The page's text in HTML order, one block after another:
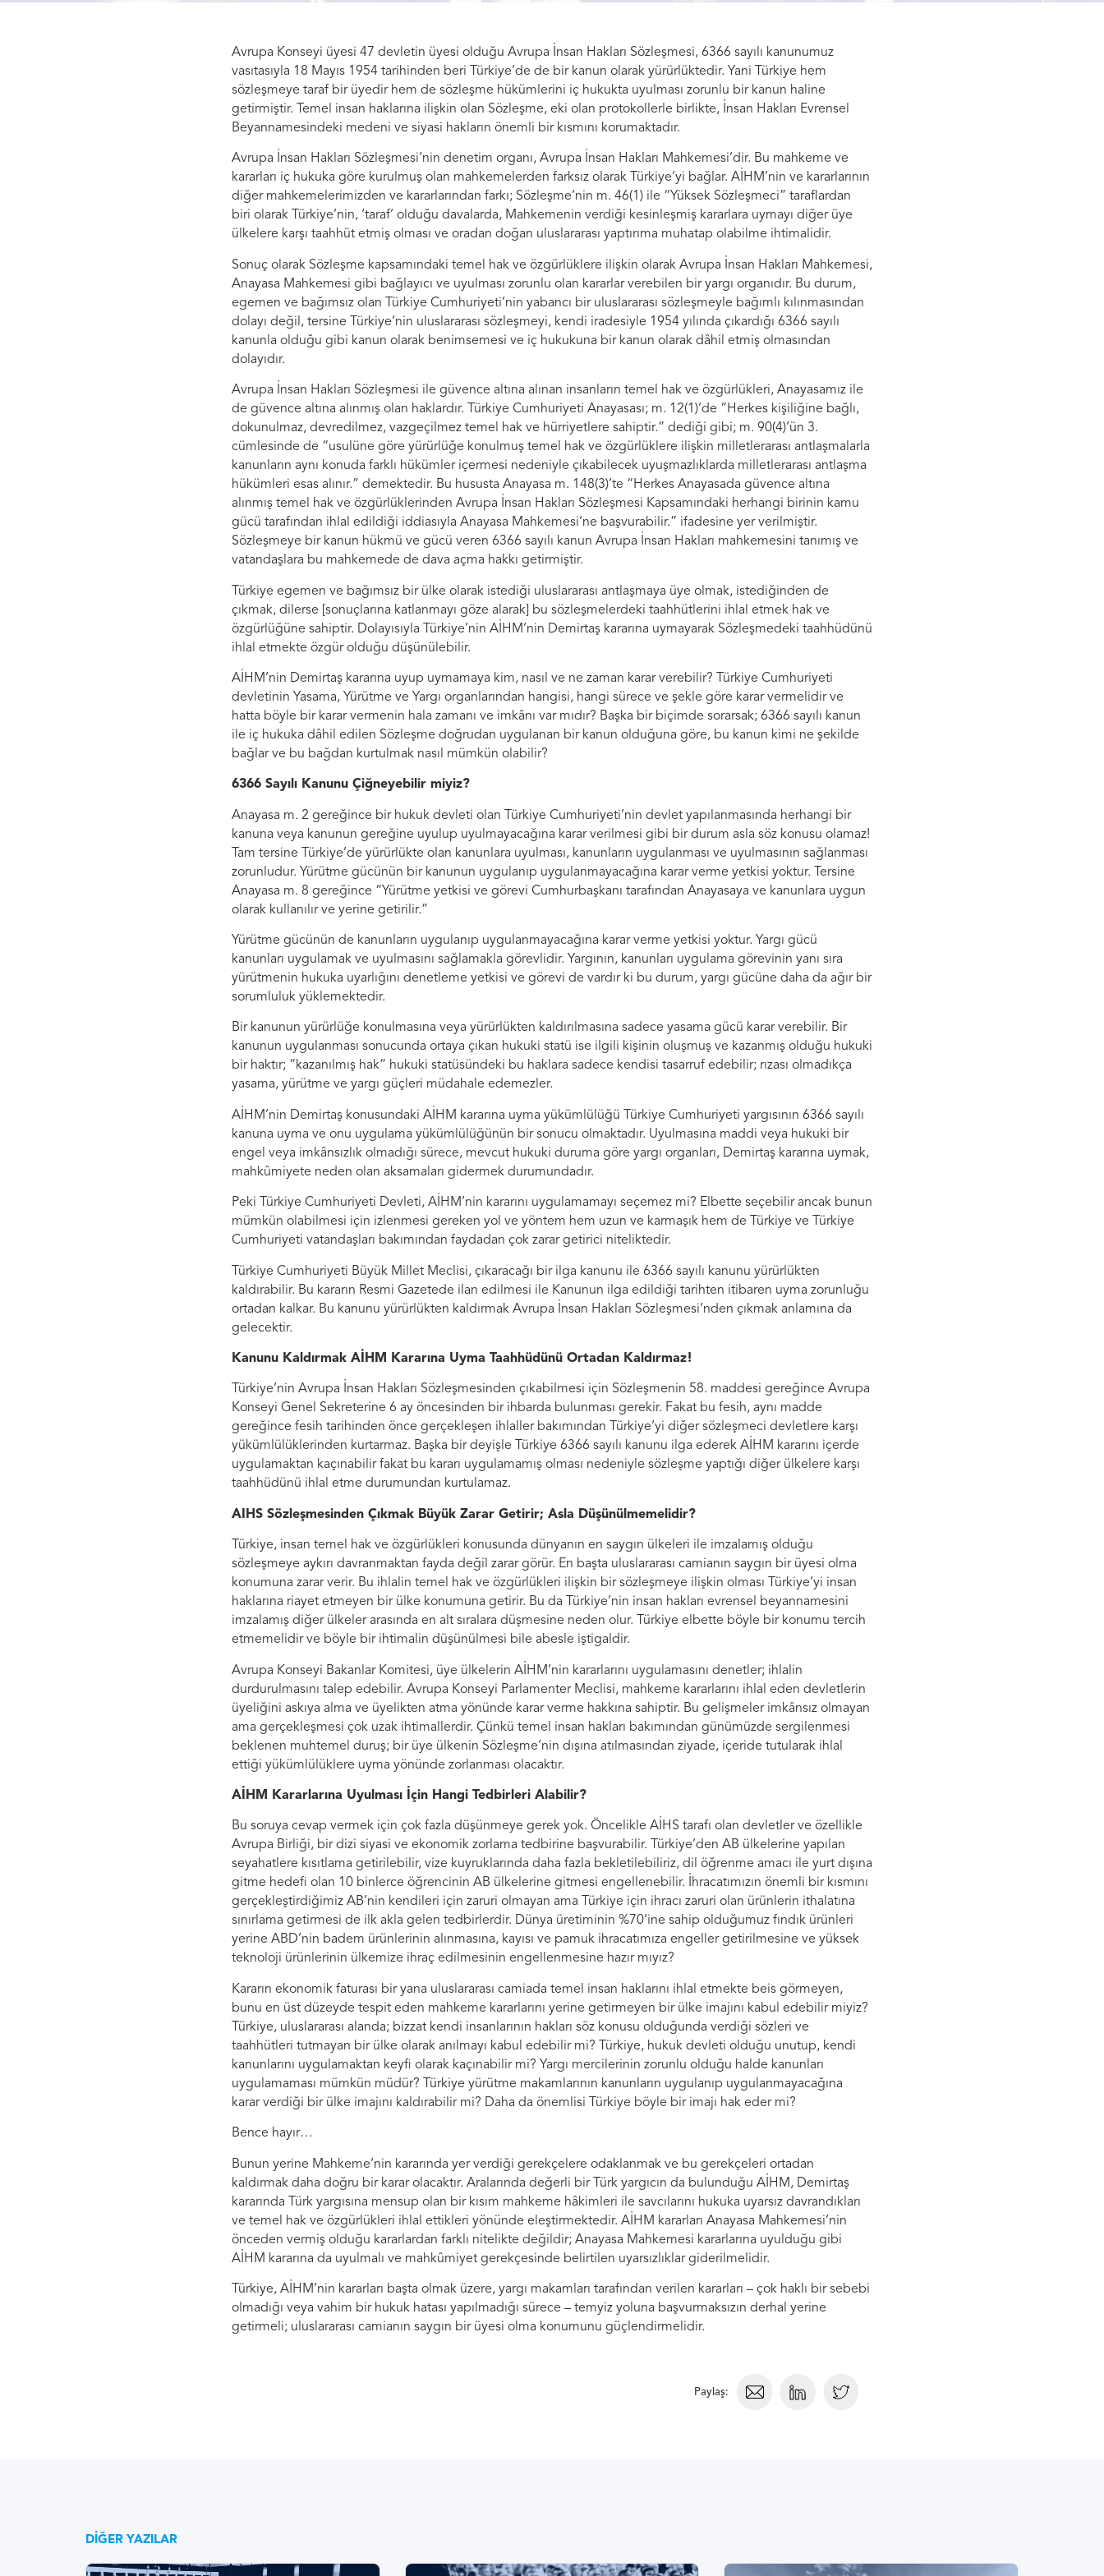
Avrupa Konseyi üyesi 47 devletin üyesi olduğu Avrupa İnsan Hakları Sözleşmesi, 6366 sayılı kanunumuz
vasıtasıyla 18 Mayıs 1954 tarihinden beri Türkiye’de de bir kanun olarak yürürlüktedir. Yani Türkiye hem
sözleşmeye taraf bir üyedir hem de sözleşme hükümlerini iç hukukta uyulması zorunlu bir kanun haline
getirmiştir. Temel insan haklarına ilişkin olan Sözleşme, eki olan protokollerle birlikte, İnsan Hakları Evrensel
Beyannamesindeki medeni ve siyasi hakların önemli bir kısmını korumaktadır.
Avrupa İnsan Hakları Sözleşmesi’nin denetim organı, Avrupa İnsan Hakları Mahkemesi’dir. Bu mahkeme ve
kararları iç hukuka göre kurulmuş olan mahkemelerden farksız olarak Türkiye’yi bağlar. AİHM’nin ve kararlarının
diğer mahkemelerimizden ve kararlarından farkı; Sözleşme’nin m. 46(1) ile “Yüksek Sözleşmeci” taraflardan
biri olarak Türkiye’nin, ‘taraf’ olduğu davalarda, Mahkemenin verdiği kesinleşmiş kararlara uymayı diğer üye
ülkelere karşı taahhüt etmiş olması ve oradan doğan uluslararası yaptırıma muhatap olabilme ihtimalidir.
Sonuç olarak Sözleşme kapsamındaki temel hak ve özgürlüklere ilişkin olarak Avrupa İnsan Hakları Mahkemesi,
Anayasa Mahkemesi gibi bağlayıcı ve uyulması zorunlu olan kararlar verebilen bir yargı organıdır. Bu durum,
egemen ve bağımsız olan Türkiye Cumhuriyeti’nin yabancı bir uluslararası sözleşmeyle bağımlı kılınmasından
dolayı değil, tersine Türkiye’nin uluslararası sözleşmeyi, kendi iradesiyle 1954 yılında çıkardığı 6366 sayılı
kanunla olduğu gibi kanun olarak benimsemesi ve iç hukukuna bir kanun olarak dâhil etmiş olmasından
dolayıdır.
Avrupa İnsan Hakları Sözleşmesi ile güvence altına alınan insanların temel hak ve özgürlükleri, Anayasamız ile
de güvence altına alınmış olan haklardır. Türkiye Cumhuriyeti Anayasası; m. 12(1)’de “Herkes kişiliğine bağlı,
dokunulmaz, devredilmez, vazgeçilmez temel hak ve hürriyetlere sahiptir.” dediği gibi; m. 90(4)’ün 3.
cümlesinde de “usulüne göre yürürlüğe konulmuş temel hak ve özgürlüklere ilişkin milletlerarası antlaşmalarla
kanunların aynı konuda farklı hükümler içermesi nedeniyle çıkabilecek uyuşmazlıklarda milletlerarası antlaşma
hükümleri esas alınır.” demektedir. Bu hususta Anayasa m. 148(3)’te “Herkes Anayasada güvence altına
alınmış temel hak ve özgürlüklerinden Avrupa İnsan Hakları Sözleşmesi Kapsamındaki herhangi birinin kamu
gücü tarafından ihlal edildiği iddiasıyla Anayasa Mahkemesi’ne başvurabilir.” ifadesine yer verilmiştir.
Sözleşmeye bir kanun hükmü ve gücü veren 6366 sayılı kanun Avrupa İnsan Hakları mahkemesini tanımış ve
vatandaşlara bu mahkemede de dava açma hakkı getirmiştir.
Türkiye egemen ve bağımsız bir ülke olarak istediği uluslararası antlaşmaya üye olmak, istediğinden de
çıkmak, dilerse [sonuçlarına katlanmayı göze alarak] bu sözleşmelerdeki taahhütlerini ihlal etmek hak ve
özgürlüğüne sahiptir. Dolayısıyla Türkiye’nin AİHM’nin Demirtaş kararına uymayarak Sözleşmedeki taahhüdünü
ihlal etmekte özgür olduğu düşünülebilir.
AİHM’nin Demirtaş kararına uyup uymamaya kim, nasıl ve ne zaman karar verebilir? Türkiye Cumhuriyeti
devletinin Yasama, Yürütme ve Yargı organlarından hangisi, hangi sürece ve şekle göre karar vermelidir ve
hatta böyle bir karar vermenin hala zamanı ve imkânı var mıdır? Başka bir biçimde sorarsak; 6366 sayılı kanun
ile iç hukuka dâhil edilen Sözleşme doğrudan uygulanan bir kanun olduğuna göre, bu kanun kimi ne şekilde
bağlar ve bu bağdan kurtulmak nasıl mümkün olabilir?
6366 Sayılı Kanunu Çiğneyebilir miyiz?
Anayasa m. 2 gereğince bir hukuk devleti olan Türkiye Cumhuriyeti’nin devlet yapılanmasında herhangi bir
kanuna veya kanunun gereğine uyulup uyulmayacağına karar verilmesi gibi bir durum asla söz konusu olamaz!
Tam tersine Türkiye’de yürürlükte olan kanunlara uyulması, kanunların uygulanması ve uyulmasının sağlanması
zorunludur. Yürütme gücünün bir kanunun uygulanıp uygulanmayacağına karar verme yetkisi yoktur. Tersine
Anayasa m. 8 gereğince “Yürütme yetkisi ve görevi Cumhurbaşkanı tarafından Anayasaya ve kanunlara uygun
olarak kullanılır ve yerine getirilir.”
Yürütme gücünün de kanunların uygulanıp uygulanmayacağına karar verme yetkisi yoktur. Yargı gücü
kanunları uygulamak ve uyulmasını sağlamakla görevlidir. Yargının, kanunları uygulama görevinin yanı sıra
yürütmenin hukuka uyarlığını denetleme yetkisi ve görevi de vardır ki bu durum, yargı gücüne daha da ağır bir
sorumluluk yüklemektedir.
Bir kanunun yürürlüğe konulmasına veya yürürlükten kaldırılmasına sadece yasama gücü karar verebilir. Bir
kanunun uygulanması sonucunda ortaya çıkan hukuki statü ise ilgili kişinin oluşmuş ve kazanmış olduğu hukuki
bir haktır; “kazanılmış hak” hukuki statüsündeki bu haklara sadece kendisi tasarruf edebilir; rızası olmadıkça
yasama, yürütme ve yargı güçleri müdahale edemezler.
AİHM’nin Demirtaş konusundaki AİHM kararına uyma yükümlülüğü Türkiye Cumhuriyeti yargısının 6366 sayılı
kanuna uyma ve onu uygulama yükümlülüğünün bir sonucu olmaktadır. Uyulmasına maddi veya hukuki bir
engel veya imkânsızlık olmadığı sürece, mevcut hukuki duruma göre yargı organları, Demirtaş kararına uymak,
mahkûmiyete neden olan aksamaları gidermek durumundadır.
Peki Türkiye Cumhuriyeti Devleti, AİHM’nin kararını uygulamamayı seçemez mi? Elbette seçebilir ancak bunun
mümkün olabilmesi için izlenmesi gereken yol ve yöntem hem uzun ve karmaşık hem de Türkiye ve Türkiye
Cumhuriyeti vatandaşları bakımından faydadan çok zarar getirici niteliktedir.
Türkiye Cumhuriyeti Büyük Millet Meclisi, çıkaracağı bir ilga kanunu ile 6366 sayılı kanunu yürürlükten
kaldırabilir. Bu kararın Resmi Gazetede ilan edilmesi ile Kanunun ilga edildiği tarihten itibaren uyma zorunluğu
ortadan kalkar. Bu kanunu yürürlükten kaldırmak Avrupa İnsan Hakları Sözleşmesi’nden çıkmak anlamına da
gelecektir.
Kanunu Kaldırmak AİHM Kararına Uyma Taahhüdünü Ortadan Kaldırmaz!
Türkiye’nin Avrupa İnsan Hakları Sözleşmesinden çıkabilmesi için Sözleşmenin 58. maddesi gereğince Avrupa
Konseyi Genel Sekreterine 6 ay öncesinden bir ihbarda bulunması gerekir. Fakat bu fesih, aynı madde
gereğince fesih tarihinden önce gerçekleşen ihlaller bakımından Türkiye’yi diğer sözleşmeci devletlere karşı
yükümlülüklerinden kurtarmaz. Başka bir deyişle Türkiye 6366 sayılı kanunu ilga ederek AİHM kararını içerde
uygulamaktan kaçınabilir fakat bu kararı uygulamamış olması nedeniyle sözleşme yaptığı diğer ülkelere karşı
taahhüdünü ihlal etme durumundan kurtulamaz.
AIHS Sözleşmesinden Çıkmak Büyük Zarar Getirir; Asla Düşünülmemelidir?
Türkiye, insan temel hak ve özgürlükleri konusunda dünyanın en saygın ülkeleri ile imzalamış olduğu
sözleşmeye aykırı davranmaktan fayda değil zarar görür. En başta uluslararası camianın saygın bir üyesi olma
konumuna zarar verir. Bu ihlalin temel hak ve özgürlükleri ilişkin bir sözleşmeye ilişkin olması Türkiye’yi insan
haklarına riayet etmeyen bir ülke konumuna getirir. Bu da Türkiye’nin insan hakları evrensel beyannamesini
imzalamış diğer ülkeler arasında en alt sıralara düşmesine neden olur. Türkiye elbette böyle bir konumu tercih
etmemelidir ve böyle bir ihtimalin düşünülmesi bile abesle iştigaldir.
Avrupa Konseyi Bakanlar Komitesi, üye ülkelerin AİHM’nin kararlarını uygulamasını denetler; ihlalin
durdurulmasını talep edebilir. Avrupa Konseyi Parlamenter Meclisi, mahkeme kararlarını ihlal eden devletlerin
üyeliğini askıya alma ve üyelikten atma yönünde karar verme hakkına sahiptir. Bu gelişmeler imkânsız olmayan
ama gerçekleşmesi çok uzak ihtimallerdir. Çünkü temel insan hakları bakımından günümüzde sergilenmesi
beklenen muhtemel duruş; bir üye ülkenin Sözleşme’nin dışına atılmasından ziyade, içeride tutularak ihlal
ettiği yükümlülüklere uyma yönünde zorlanması olacaktır.
AİHM Kararlarına Uyulması İçin Hangi Tedbirleri Alabilir?
Bu soruya cevap vermek için çok fazla düşünmeye gerek yok. Öncelikle AİHS tarafı olan devletler ve özellikle
Avrupa Birliği, bir dizi siyasi ve ekonomik zorlama tedbirine başvurabilir. Türkiye’den AB ülkelerine yapılan
seyahatlere kısıtlama getirilebilir, vize kuyruklarında daha fazla bekletilebiliriz, dil öğrenme amacı ile yurt dışına
gitme hedefi olan 10 binlerce öğrencinin AB ülkelerine gitmesi engellenebilir. İhracatımızın önemli bir kısmını
gerçekleştirdiğimiz AB’nin kendileri için zaruri olmayan ama Türkiye için ihracı zaruri olan ürünlerin ithalatına
sınırlama getirmesi de ilk akla gelen tedbirlerdir. Dünya üretiminin %70’ine sahip olduğumuz fındık ürünleri
yerine ABD’nin badem ürünlerinin alınmasına, kayısı ve pamuk ihracatımıza engeller getirilmesine ve yüksek
teknoloji ürünlerinin ülkemize ihraç edilmesinin engellenmesine hazır mıyız?
Kararın ekonomik faturası bir yana uluslararası camiada temel insan haklarını ihlal etmekte beis görmeyen,
bunu en üst düzeyde tespit eden mahkeme kararlarını yerine getirmeyen bir ülke imajını kabul edebilir miyiz?
Türkiye, uluslararası alanda; bizzat kendi insanlarının hakları söz konusu olduğunda verdiği sözleri ve
taahhütleri tutmayan bir ülke olarak anılmayı kabul edebilir mi? Türkiye, hukuk devleti olduğu unutup, kendi
kanunlarını uygulamaktan keyfi olarak kaçınabilir mi? Yargı mercilerinin zorunlu olduğu halde kanunları
uygulamaması mümkün müdür? Türkiye yürütme makamlarının kanunların uygulanıp uygulanmayacağına
karar verdiği bir ülke imajını kaldırabilir mi? Daha da önemlisi Türkiye böyle bir imajı hak eder mi?
Bence hayır…
Bunun yerine Mahkeme’nin kararında yer verdiği gerekçelere odaklanmak ve bu gerekçeleri ortadan
kaldırmak daha doğru bir karar olacaktır. Aralarında değerli bir Türk yargıcın da bulunduğu AİHM, Demirtaş
kararında Türk yargısına mensup olan bir kısım mahkeme hâkimleri ile savcılarını hukuka uyarsız davrandıkları
ve temel hak ve özgürlükleri ihlal ettikleri yönünde eleştirmektedir. AİHM kararları Anayasa Mahkemesi’nin
önceden vermiş olduğu kararlardan farklı nitelikte değildir; Anayasa Mahkemesi kararlarına uyulduğu gibi
AİHM kararına da uyulmalı ve mahkûmiyet gerekçesinde belirtilen uyarsızlıklar giderilmelidir.
Türkiye, AİHM’nin kararları başta olmak üzere, yargı makamları tarafından verilen kararları – çok haklı bir sebebi
olmadığı veya vahim bir hukuk hatası yapılmadığı sürece – temyiz yoluna başvurmaksızın derhal yerine
getirmeli; uluslararası camianın saygın bir üyesi olma konumunu güçlendirmelidir.
Paylaş:
DIĞER YAZILAR